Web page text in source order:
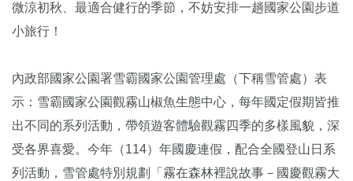
微涼初秋、最適合健行的季節，不妨安排一趟國家公園步道
小旅行！
內政部國家公園署雪霸國家公園管理處（下稱雪管處）表
示：雪霸國家公園觀霧山椒魚生態中心，每年國定假期皆推
出不同的系列活動，帶領遊客體驗觀霧四季的多樣風貌，深
受各界喜愛。今年（114）年國慶連假，配合全國登山日系
列活動，雪管處特別規劃「霧在森林裡說故事－國慶觀霧大